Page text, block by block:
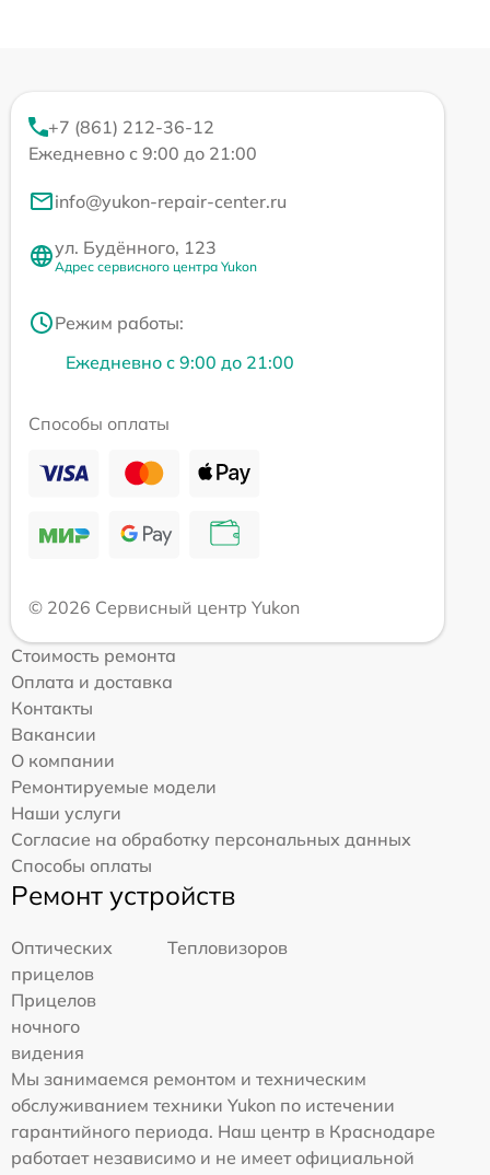
+7 (861) 212-36-12
Ежедневно с 9:00 до 21:00
info@yukon-repair-center.ru
ул. Будённого, 123
Адрес сервисного центра Yukon
Режим работы:
Ежедневно с 9:00 до 21:00
Способы оплаты
© 2026 Сервисный центр Yukon
Стоимость ремонта
Оплата и доставка
Контакты
Вакансии
О компании
Ремонтируемые модели
Наши услуги
Согласие на обработку персональных данных
Способы оплаты
Ремонт устройств
Оптических
прицелов
Тепловизоров
Прицелов
ночного
видения
Мы занимаемся ремонтом и техническим
обслуживанием техники Yukon по истечении
гарантийного периода. Наш центр в Краснодаре
работает независимо и не имеет официальной